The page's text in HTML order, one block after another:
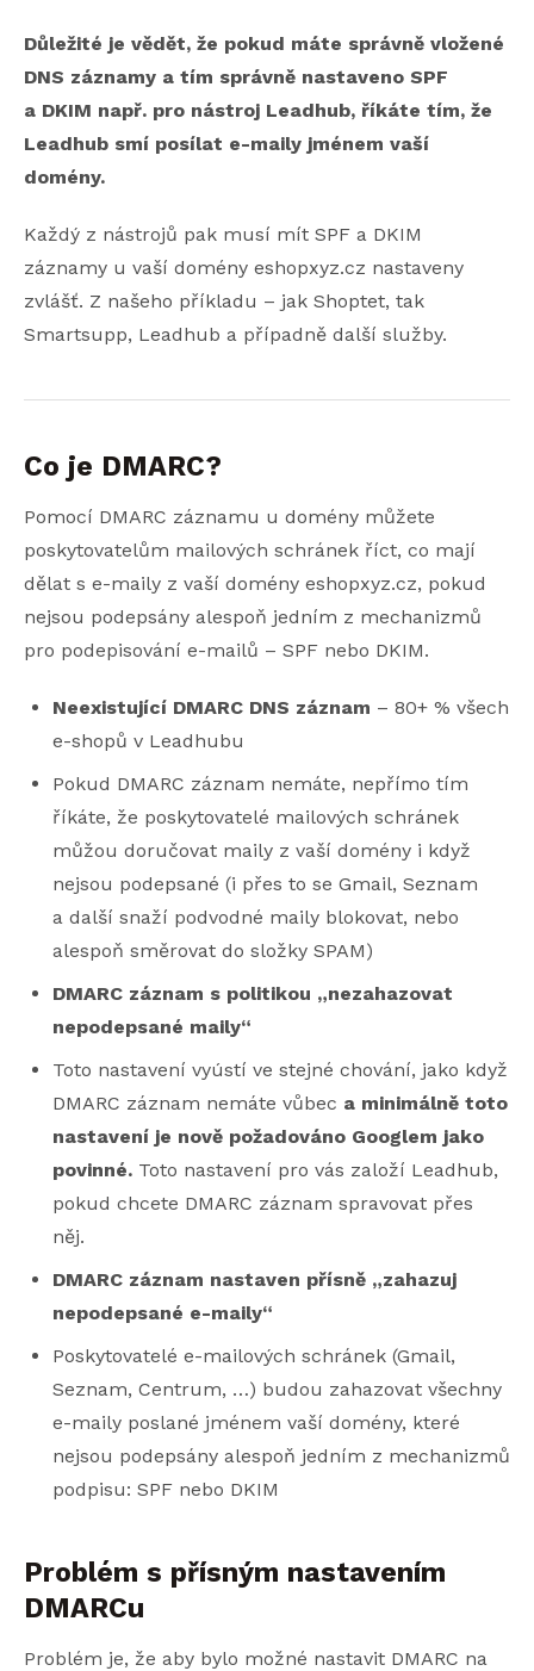
Důležité je vědět, že pokud máte správně vložené
DNS záznamy a tím správně nastaveno SPF
a DKIM např. pro nástroj Leadhub, říkáte tím, že
Leadhub smí posílat e-maily jménem vaší
domény.
Každý z nástrojů pak musí mít SPF a DKIM
záznamy u vaší domény eshopxyz.cz nastaveny
zvlášť. Z našeho příkladu – jak Shoptet, tak
Smartsupp, Leadhub a případně další služby.
Co je DMARC?
Pomocí DMARC záznamu u domény můžete
poskytovatelům mailových schránek říct, co mají
dělat s e-maily z vaší domény eshopxyz.cz, pokud
nejsou podepsány alespoň jedním z mechanizmů
pro podepisování e-mailů – SPF nebo DKIM.
Neexistující DMARC DNS záznam – 80+ % všech
e-shopů v Leadhubu
Pokud DMARC záznam nemáte, nepřímo tím
říkáte, že poskytovatelé mailových schránek
můžou doručovat maily z vaší domény i když
nejsou podepsané (i přes to se Gmail, Seznam
a další snaží podvodné maily blokovat, nebo
alespoň směrovat do složky SPAM)
DMARC záznam s politikou „nezahazovat
nepodepsané maily“
Toto nastavení vyústí ve stejné chování, jako když
DMARC záznam nemáte vůbec a minimálně toto
nastavení je nově požadováno Googlem jako
povinné. Toto nastavení pro vás založí Leadhub,
pokud chcete DMARC záznam spravovat přes
něj.
DMARC záznam nastaven přísně „zahazuj
nepodepsané e-maily“
Poskytovatelé e-mailových schránek (Gmail,
Seznam, Centrum, …) budou zahazovat všechny
e-maily poslané jménem vaší domény, které
nejsou podepsány alespoň jedním z mechanizmů
podpisu: SPF nebo DKIM
Problém s přísným nastavením
DMARCu
Problém je, že aby bylo možné nastavit DMARC na